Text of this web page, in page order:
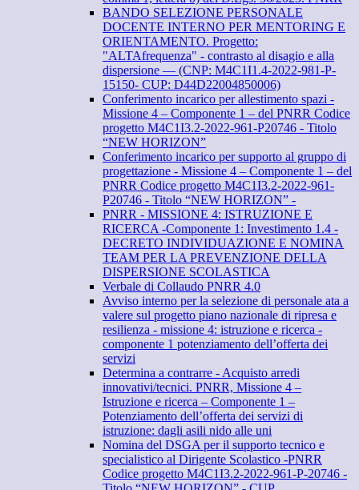
BANDO SELEZIONE PERSONALE
DOCENTE INTERNO PER MENTORING E
ORIENTAMENTO. Progetto:
"ALTAfrequenza" - contrasto al disagio e alla
dispersione — (CNP: M4C1I1.4-2022-981-P-
15150- CUP: D44D22004850006)
Conferimento incarico per allestimento spazi -
Missione 4 – Componente 1 – del PNRR Codice
progetto M4C1I3.2-2022-961-P20746 - Titolo
“NEW HORIZON”
Conferimento incarico per supporto al gruppo di
progettazione - Missione 4 – Componente 1 – del
PNRR Codice progetto M4C1I3.2-2022-961-
P20746 - Titolo “NEW HORIZON” -
PNRR - MISSIONE 4: ISTRUZIONE E
RICERCA -Componente 1: Investimento 1.4 -
DECRETO INDIVIDUAZIONE E NOMINA
TEAM PER LA PREVENZIONE DELLA
DISPERSIONE SCOLASTICA
Verbale di Collaudo PNRR 4.0
Avviso interno per la selezione di personale ata a
valere sul progetto piano nazionale di ripresa e
resilienza - missione 4: istruzione e ricerca -
componente 1 potenziamento dell’offerta dei
servizi
Determina a contrarre - Acquisto arredi
innovativi/tecnici. PNRR, Missione 4 –
Istruzione e ricerca – Componente 1 –
Potenziamento dell’offerta dei servizi di
istruzione: dagli asili nido alle uni
Nomina del DSGA per il supporto tecnico e
specialistico al Dirigente Scolastico -PNRR
Codice progetto M4C1I3.2-2022-961-P-20746 -